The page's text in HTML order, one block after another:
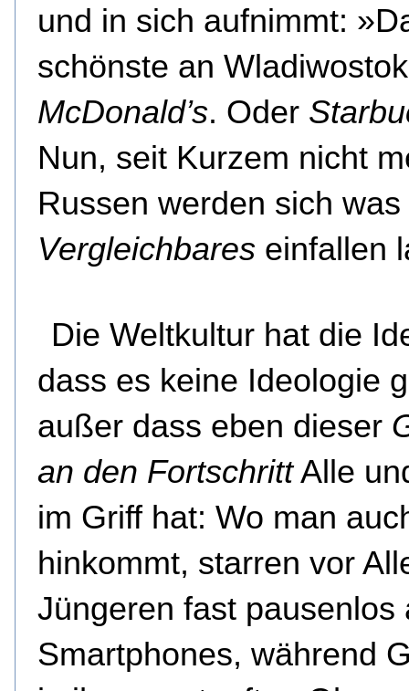
und in sich aufnimmt:
schönste an
McDonald’s. Oder
Nun, seit Kurzem nicht
Russen werden sich was
Vergleichbares einfallen
Die Weltkultur hat die
dass es keine Ideologie
außer dass eben dieser
an den FortschrittAlle
im Griff hat: Wo man
hinkommt, starren vor
Jüngeren fast pausenlos
Smartphones, während